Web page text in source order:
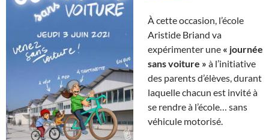
À cette occasion, l’école
Aristide Briand va
expérimenter une « journée
sans voiture » à l’initiative
des parents d’élèves, durant
laquelle chacun est invité à
se rendre à l’école… sans
véhicule motorisé.